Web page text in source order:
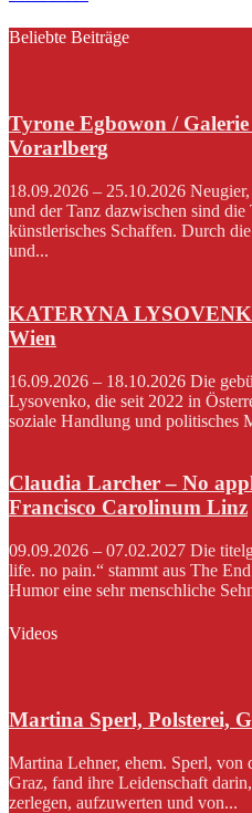
Beliebte Beiträge
Tyrone Egbowon /
Vorarlberg
18.09.2026 – 25.10.2026
und der Tanz dazwischen sind
künstlerisches Schaffen. Durch
und...
KATERYNA
Wien
16.09.2026 – 18.10.2026 Die
Lysovenko, die seit 2022 in
soziale Handlung und politisches
Claudia Larcher – No
Francisco Carolinum Linz
09.09.2026 – 07.02.2027 Die
life. no pain.“ stammt aus The
Humor eine sehr menschliche
Videos
Martina Sperl, Polsterei,
Martina Lehner, ehem. Sperl,
Graz, fand ihre Leidenschaft
zerlegen, aufzuwerten und von...